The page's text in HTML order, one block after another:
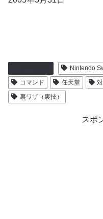
Nintendo
コマンド
任天堂
裏ワザ（裏技）
スポ